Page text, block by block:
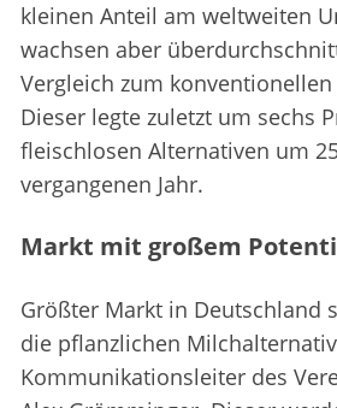
kleinen Anteil am weltweiten
wachsen aber
Vergleich zum
Dieser legte zuletzt um sechs
fleischlosen Alternativen um
vergangenen Jahr.
Markt mit großem
Größter Markt in Deutschland
die pflanzlichen
Kommunikationsleiter des